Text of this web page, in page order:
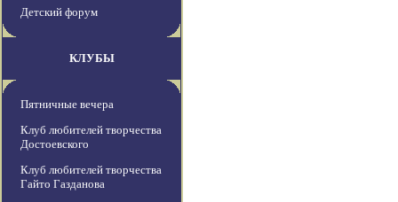
Детский форум
КЛУБЫ
Пятничные вечера
Клуб любителей творчества
Достоевского
Клуб любителей творчества
Гайто Газданова